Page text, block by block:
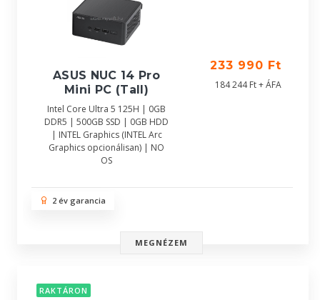
ASUS NUC 14 Pro
Mini PC (Tall)
Intel Core Ultra 5 125H | 0GB
DDR5 | 500GB SSD | 0GB HDD
| INTEL Graphics (INTEL Arc
Graphics opcionálisan) | NO
OS
233 990 Ft
184 244 Ft + ÁFA
2 év garancia
MEGNÉZEM
RAKTÁRON